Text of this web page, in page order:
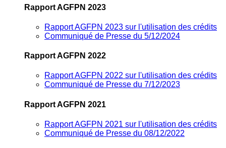
Rapport AGFPN 2023
Rapport AGFPN 2023 sur l'utilisation des crédits
Communiqué de Presse du 5/12/2024
Rapport AGFPN 2022
Rapport AGFPN 2022 sur l'utilisation des crédits
Communiqué de Presse du 7/12/2023
Rapport AGFPN 2021
Rapport AGFPN 2021 sur l'utilisation des crédits
Communiqué de Presse du 08/12/2022